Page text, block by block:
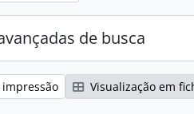
de busca
Visualização em